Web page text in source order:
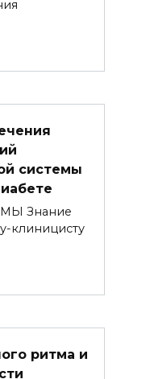
системы
Знание
клиницисту
ритма и